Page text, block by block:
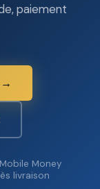
paiement
→
Money
livraison